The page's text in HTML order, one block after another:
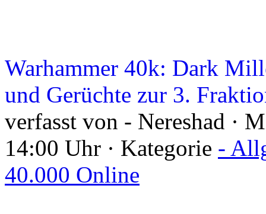
Warhammer 40k: Dark
und Gerüchte zur 3.
verfasst von - Nereshad ·
14:00 Uhr · Kategorie -
40.000 Online